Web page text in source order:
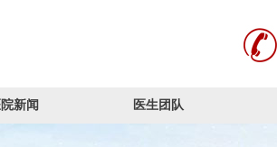
新闻 医生团队